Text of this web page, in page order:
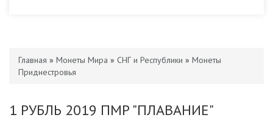
Главная » Монеты Мира » СНГ и Республики » Монеты
Приднестровья
1 РУБЛЬ 2019 ПМР "ПЛАВАНИЕ"